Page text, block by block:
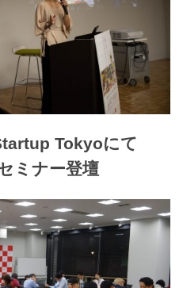
Tokyoにて
ミナー登壇